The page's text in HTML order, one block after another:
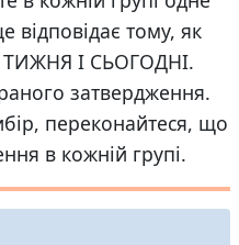
відповідає тому, як
І СЬОГОДНІ.
затвердження.
переконайтеся, що
в кожній групі.